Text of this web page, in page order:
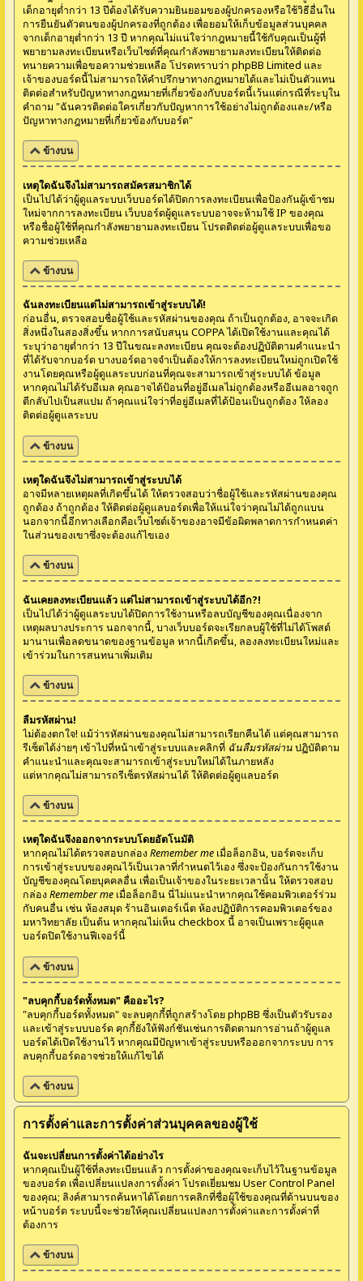
เด็กอายุต่ำกว่า 13 ปีต้องได้รับความยินยอมของผู้ปกครองหรือใช้วิธีอื่นใน
การยืนยันตัวตนของผู้ปกครองที่ถูกต้อง เพื่อยอมให้เก็บข้อมูลส่วนบุคคล
จากเด็กอายุต่ำกว่า 13 ปี หากคุณไม่แน่ใจว่ากฎหมายนี้ใช้กับคุณเป็นผู้ที่
พยายามลงทะเบียนหรือเว็บไซต์ที่คุณกำลังพยายามลงทะเบียนให้ติดต่อ
ทนายความเพื่อขอความช่วยเหลือ โปรดทราบว่า phpBB Limited และ
เจ้าของบอร์ดนี้ไม่สามารถให้คำปรึกษาทางกฎหมายได้และไม่เป็นตัวแทน
ติดต่อสำหรับปัญหาทางกฎหมายที่เกี่ยวข้องกับบอร์ดนี้เว้นแต่กรณีที่ระบุใน
คำถาม "ฉันควรติดต่อใครเกี่ยวกับปัญหาการใช้อย่างไม่ถูกต้องและ/หรือ
ปัญหาทางกฎหมายที่เกี่ยวข้องกับบอร์ด"
ข้างบน
เหตุใดฉันจึงไม่สามารถสมัครสมาชิกได้
เป็นไปได้ว่าผู้ดูแลระบบเว็บบอร์ดได้ปิดการลงทะเบียนเพื่อป้องกันผู้เข้าชม
ใหม่จากการลงทะเบียน เว็บบอร์ดผู้ดูแลระบบอาจจะห้ามใช้ IP ของคุณ
หรือชื่อผู้ใช้ที่คุณกำลังพยายามลงทะเบียน โปรดติดต่อผู้ดูแลระบบเพื่อขอ
ความช่วยเหลือ
ข้างบน
ฉันลงทะเบียนแต่ไม่สามารถเข้าสู่ระบบได้!
ก่อนอื่น, ตรวจสอบชื่อผู้ใช้และรหัสผ่านของคุณ ถ้าเป็นถูกต้อง, อาจจะเกิด
สิ่งหนึ่งในสองสิ่งขึ้น หากการสนับสนุน COPPA ได้เปิดใช้งานและคุณได้
ระบุว่าอายุต่ำกว่า 13 ปีในขณะลงทะเบียน คุณจะต้องปฏิบัติตามคำแนะนำ
ที่ได้รับจากบอร์ด บางบอร์ดอาจจำเป็นต้องให้การลงทะเบียนใหม่ถูกเปิดใช้
งานโดยคุณหรือผู้ดูแลระบบก่อนที่คุณจะสามารถเข้าสู่ระบบได้ ข้อมูล
หากคุณไม่ได้รับอีเมล คุณอาจได้ป้อนที่อยู่อีเมลไม่ถูกต้องหรืออีเมลอาจถูก
ตีกลับไปเป็นสแปม ถ้าคุณแน่ใจว่าที่อยู่อีเมลที่ได้ป้อนเป็นถูกต้อง ให้ลอง
ติดต่อผู้ดูแลระบบ
ข้างบน
เหตุใดฉันจึงไม่สามารถเข้าสู่ระบบได้
อาจมีหลายเหตุผลที่เกิดขึ้นได้ ให้ตรวจสอบว่าชื่อผู้ใช้และรหัสผ่านของคุณ
ถูกต้อง ถ้าถูกต้อง ให้ติดต่อผู้ดูแลบอร์ดเพื่อให้แน่ใจว่าคุณไม่ได้ถูกแบน
นอกจากนี้อีกทางเลือกคือเว็บไซต์เจ้าของอาจมีข้อผิดพลาดการกำหนดค่า
ในส่วนของเขาซึ่งจะต้องแก้ไขเอง
ข้างบน
ฉันเคยลงทะเบียนแล้ว แต่ไม่สามารถเข้าสู่ระบบได้อีก?!
เป็นไปได้ว่าผู้ดูแลระบบได้ปิดการใช้งานหรือลบบัญชีของคุณเนื่องจาก
เหตุผลบางประการ นอกจากนี้, บางเว็บบอร์ดจะเรียกลบผู้ใช้ที่ไม่ได้โพสต์
มานานเพื่อลดขนาดของฐานข้อมูล หากนี้เกิดขึ้น, ลองลงทะเบียนใหม่และ
เข้าร่วมในการสนทนาเพิ่มเติม
ข้างบน
ลืมรหัสผ่าน!
ไม่ต้องตกใจ! แม้ว่ารหัสผ่านของคุณไม่สามารถเรียกคืนได้ แต่คุณสามารถ
รีเซ็ตได้ง่ายๆ เข้าไปที่หน้าเข้าสู่ระบบและคลิกที่ ฉันลืมรหัสผ่านปฏิบัติตาม
คำแนะนำและคุณจะสามารถเข้าสู่ระบบใหม่ได้ในภายหลัง
แต่หากคุณไม่สามารถรีเซ็ตรหัสผ่านได้ ให้ติดต่อผู้ดูแลบอร์ด
ข้างบน
เหตุใดฉันจึงออกจากระบบโดยอัตโนมัติ
หากคุณไม่ได้ตรวจสอบกล่องRemember me เมื่อล็อกอิน, บอร์ดจะเก็บ
การเข้าสู่ระบบของคุณไว้เป็นเวลาที่กำหนดไว้เอง ซึ่งจะป้องกันการใช้งาน
บัญชีของคุณโดยบุคคลอื่น เพื่อเป็นเจ้าของในระยะเวลานั้น ให้ตรวจสอบ
กล่องRemember me เมื่อล็อกอิน นี่ไม่แนะนำหากคุณใช้คอมพิวเตอร์ร่วม
กับคนอื่น เช่น ห้องสมุด ร้านอินเตอร์เน็ต ห้องปฏิบัติการคอมพิวเตอร์ของ
มหาวิทยาลัย เป็นต้น หากคุณไม่เห็น checkbox นี้ อาจเป็นเพราะผู้ดูแล
บอร์ดปิดใช้งานฟีเจอร์นี้
ข้างบน
"ลบคุกกี้บอร์ดทั้งหมด" คืออะไร?
"ลบคุกกี้บอร์ดทั้งหมด" จะลบคุกกี้ที่ถูกสร้างโดย phpBB ซึ่งเป็นตัวรับรอง
และเข้าสู่ระบบบอร์ด คุกกี้ยังให้ฟังก์ชันเช่นการติดตามการอ่านถ้าผู้ดูแล
บอร์ดได้เปิดใช้งานไว้ หากคุณมีปัญหาเข้าสู่ระบบหรือออกจากระบบ การ
ลบคุกกี้บอร์ดอาจช่วยให้แก้ไขได้
ข้างบน
การตั้งค่าและการตั้งค่าส่วนบุคคลของผู้ใช้
ฉันจะเปลี่ยนการตั้งค่าได้อย่างไร
หากคุณเป็นผู้ใช้ที่ลงทะเบียนแล้ว การตั้งค่าของคุณจะเก็บไว้ในฐานข้อมูล
ของบอร์ด เพื่อเปลี่ยนแปลงการตั้งค่า โปรดเยี่ยมชม User Control Panel
ของคุณ; ลิงค์สามารถค้นหาได้โดยการคลิกที่ชื่อผู้ใช้ของคุณที่ด้านบนของ
หน้าบอร์ด ระบบนี้จะช่วยให้คุณเปลี่ยนแปลงการตั้งค่าและการตั้งค่าที่
ต้องการ
ข้างบน